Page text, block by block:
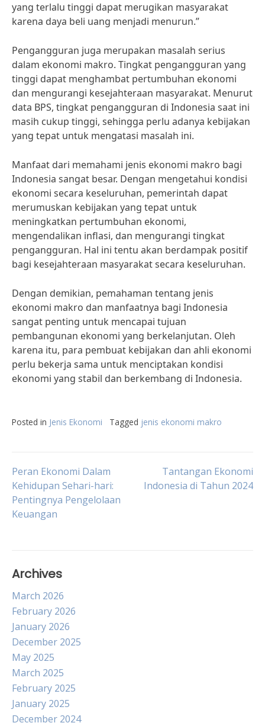
yang terlalu tinggi dapat merugikan masyarakat
karena daya beli uang menjadi menurun.”
Pengangguran juga merupakan masalah serius
dalam ekonomi makro. Tingkat pengangguran yang
tinggi dapat menghambat pertumbuhan ekonomi
dan mengurangi kesejahteraan masyarakat. Menurut
data BPS, tingkat pengangguran di Indonesia saat ini
masih cukup tinggi, sehingga perlu adanya kebijakan
yang tepat untuk mengatasi masalah ini.
Manfaat dari memahami jenis ekonomi makro bagi
Indonesia sangat besar. Dengan mengetahui kondisi
ekonomi secara keseluruhan, pemerintah dapat
merumuskan kebijakan yang tepat untuk
meningkatkan pertumbuhan ekonomi,
mengendalikan inflasi, dan mengurangi tingkat
pengangguran. Hal ini tentu akan berdampak positif
bagi kesejahteraan masyarakat secara keseluruhan.
Dengan demikian, pemahaman tentang jenis
ekonomi makro dan manfaatnya bagi Indonesia
sangat penting untuk mencapai tujuan
pembangunan ekonomi yang berkelanjutan. Oleh
karena itu, para pembuat kebijakan dan ahli ekonomi
perlu bekerja sama untuk menciptakan kondisi
ekonomi yang stabil dan berkembang di Indonesia.
Posted in Jenis Ekonomi Tagged jenis ekonomi makro
Post
navigation
Peran Ekonomi Dalam
Kehidupan Sehari-hari:
Pentingnya Pengelolaan
Keuangan
Tantangan Ekonomi
Indonesia di Tahun 2024
Archives
March 2026
February 2026
January 2026
December 2025
May 2025
March 2025
February 2025
January 2025
December 2024